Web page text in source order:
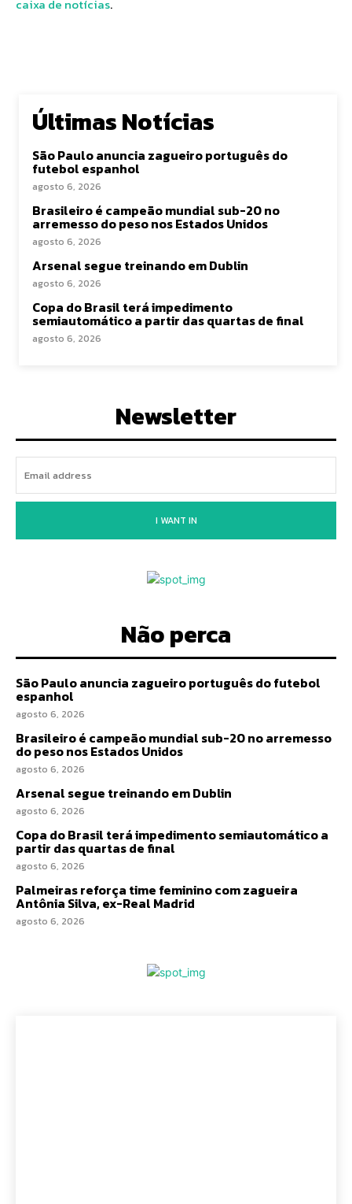
caixa de notícias.
Últimas Notícias
São Paulo anuncia zagueiro português do
futebol espanhol
agosto 6, 2026
Brasileiro é campeão mundial sub-20 no
arremesso do peso nos Estados Unidos
agosto 6, 2026
Arsenal segue treinando em Dublin
agosto 6, 2026
Copa do Brasil terá impedimento
semiautomático a partir das quartas de final
agosto 6, 2026
Newsletter
I WANT IN
Não perca
São Paulo anuncia zagueiro português do futebol
espanhol
agosto 6, 2026
Brasileiro é campeão mundial sub-20 no arremesso
do peso nos Estados Unidos
agosto 6, 2026
Arsenal segue treinando em Dublin
agosto 6, 2026
Copa do Brasil terá impedimento semiautomático a
partir das quartas de final
agosto 6, 2026
Palmeiras reforça time feminino com zagueira
Antônia Silva, ex-Real Madrid
agosto 6, 2026